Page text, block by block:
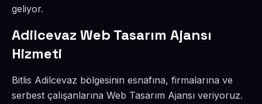
geliyor.
Adilcevaz Web Tasarım Ajansı
Hizmeti
Bitlis Adilcevaz bölgesinin esnafına, firmalarına ve
serbest çalışanlarına Web Tasarım Ajansı veriyoruz.